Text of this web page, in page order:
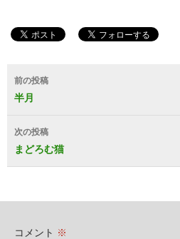
投
稿
ナ
ビ
ー
シ
前の投稿
半月
次の投稿
まどろむ猫
コメント ※